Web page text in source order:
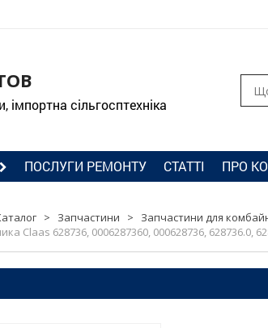
імпортна сільгосптехніка
ПОСЛУГИ РЕМОНТУ СТАТТІ ПРО
> Запчастини > Запчастини для
Claas 628736, 0006287360, 000628736, 628736.0,